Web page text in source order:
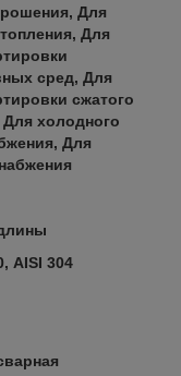
Для
Для
сред, Для
сжатого
Для холодного
Для
AISI 304